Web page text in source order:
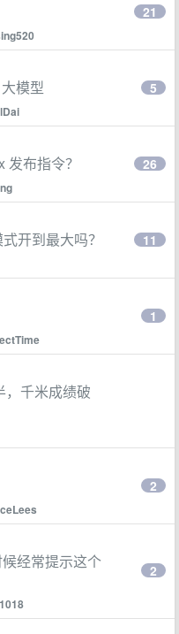
21
模型 5
布指令？ 26
开到最大吗？ 11
1
，千米成绩破
2
经常提示这个
2